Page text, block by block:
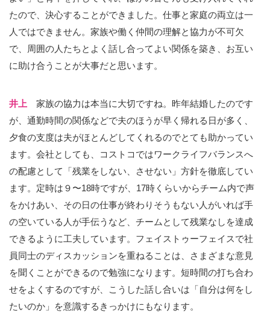
たので、決心することができました。仕事と家庭の両立は一
人ではできません。家族や働く仲間の理解と協力が不可欠
で、周囲の人たちとよく話し合ってよい関係を築き、お互い
に助け合うことが大事だと思います。
井上
家族の協力は本当に大切ですね。昨年結婚したのです
が、通勤時間の関係などで夫のほうが早く帰れる日が多く、
夕食の支度は夫がほとんどしてくれるのでとても助かってい
ます。会社としても、コストコではワークライフバランスへ
の配慮として「残業をしない、させない」方針を徹底してい
ます。定時は９〜18時ですが、17時くらいからチーム内で声
をかけあい、その日の仕事が終わりそうもない人がいれば手
の空いている人が手伝うなど、チームとして残業なしを達成
できるように工夫しています。フェイストゥーフェイスで社
員同士のディスカッションを重ねることは、さまざまな意見
を聞くことができるので勉強になります。短時間の打ち合わ
せをよくするのですが、こうした話し合いは「自分は何をし
たいのか」を意識するきっかけにもなります。